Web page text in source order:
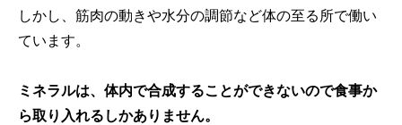
しかし、筋肉の動きや水分の調節など体の至る所で働い
ています。
ミネラルは、体内で合成することができないので食事か
ら取り入れるしかありません。